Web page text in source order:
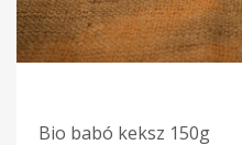
Bio babó keksz 150g